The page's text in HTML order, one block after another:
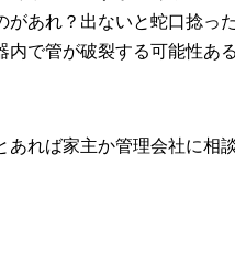
があれ？出ないと蛇口捻っ
内で管が破裂する可能性あ
れば家主か管理会社に相